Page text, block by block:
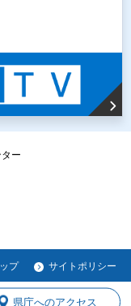
ー
プ サイトポリシー
県庁へのアクセス